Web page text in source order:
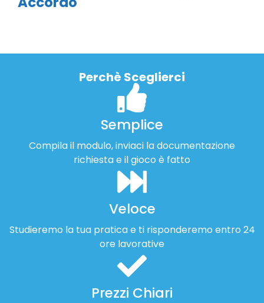
Perchè Sceglierci
Semplice
Compila il modulo, inviaci la documentazione
richiesta e il gioco è fatto
Veloce
Studieremo la tua pratica e ti risponderemo entro 24
ore lavorative
Prezzi Chiari